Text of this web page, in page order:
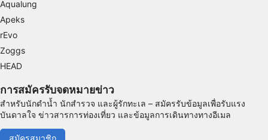
Aqualung
Apeks
rEvo
Zoggs
HEAD
การสมัครรับจดหมายข่าว
สำหรับนักดำน้ำ นักสำรวจ และผู้รักทะเล – สมัครรับข้อมูลเพื่อรับแรง
บันดาลใจ ข่าวสารการท่องเที่ยว และข้อมูลการเดินทางทางอีเมล
สมัครสมาชิก
การทำงาน